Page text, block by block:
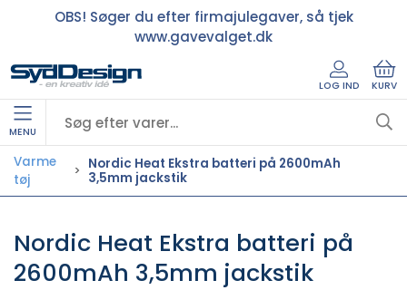
OBS! Søger du efter firmajulegaver, så tjek
www.gavevalget.dk
LOG IND KURV
MENU
Varme
tøj
Nordic Heat Ekstra batteri på 2600mAh
3,5mm jackstik
Nordic Heat Ekstra batteri på
2600mAh 3,5mm jackstik